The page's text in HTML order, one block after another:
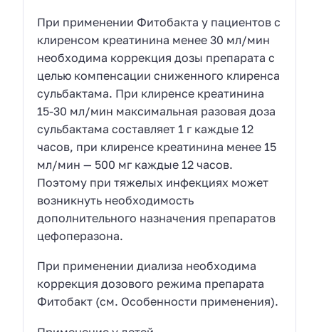
При применении Фитобакта у пациентов с
клиренсом креатинина менее 30 мл/мин
необходима коррекция дозы препарата с
целью компенсации сниженного клиренса
сульбактама. При клиренсе креатинина
15-30 мл/мин максимальная разовая доза
сульбактама составляет 1 г каждые 12
часов, при клиренсе креатинина менее 15
мл/мин — 500 мг каждые 12 часов.
Поэтому при тяжелых инфекциях может
возникнуть необходимость
дополнительного назначения препаратов
цефоперазона.
При применении диализа необходима
коррекция дозового режима препарата
Фитобакт (см. Особенности применения).